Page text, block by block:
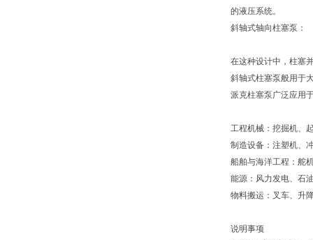
的液压系统。
斜轴式轴向柱塞泵：
在这种设计中，柱塞
斜轴式柱塞泵般用于
派克柱塞泵广泛应用
工程机械：挖掘机、
制造设备：注塑机、
船舶与海洋工程：舵
能源：风力发电、石
物料搬运：叉车、升
说明事项